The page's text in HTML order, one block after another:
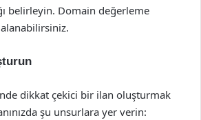
belirleyin. Domain değerleme
dikkat çekici bir ilan oluşturmak
şu unsurlara yer verin: